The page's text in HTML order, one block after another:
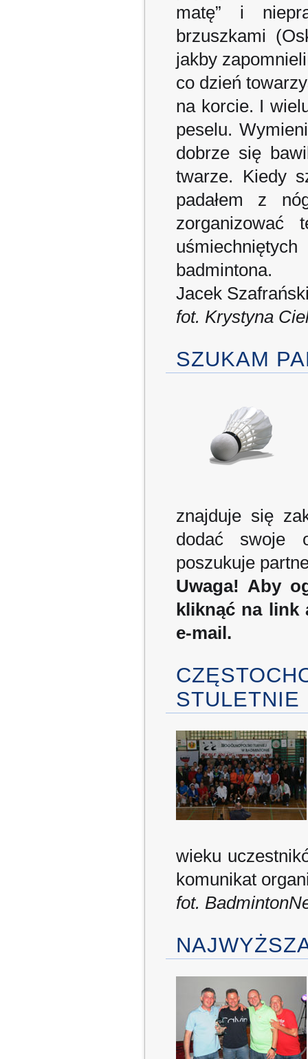
matę” i
brzuszkami
jakby
co dzień
na korcie. I
peselu.
dobrze się
twarze. Kiedy
padałem z
badmintona.
Jacek
fot. Krystyna
SZUKAM
znajduje się
dodać swoje
poszukuje
Uwaga! Aby
kliknąć na link
e-mail.
STULETNIE
wieku
komunikat
fot.